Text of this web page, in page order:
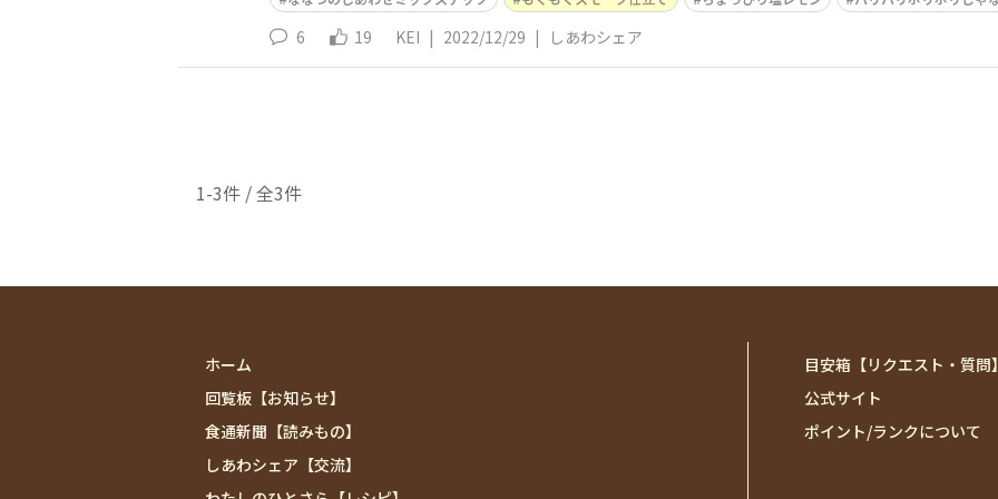
6 19 KEI | 2022/12/29 | しあわシェア
1-3件 / 全3件
ホーム
回覧板【お知らせ】
食通新聞【読みもの】
しあわシェア【交流】
目安箱【リクエスト・質問
公式サイト
ポイント/ランクについて